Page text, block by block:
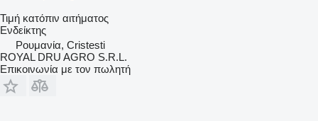
Τιμή κατόπιν αιτήματος
Ενδείκτης
Ρουμανία, Cristesti
ROYAL DRU AGRO S.R.L.
Επικοινωνία με τον πωλητή